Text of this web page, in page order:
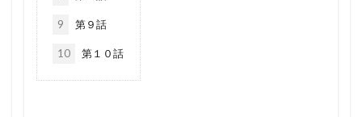
9 第９話
10 第１０話